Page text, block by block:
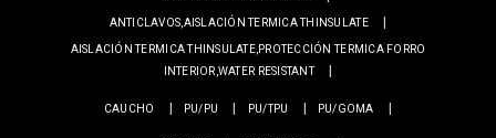
ANTICLAVOS,AISLACIÓN TERMICA THINSULATE
AISLACIÓN TERMICA THINSULATE,PROTECCIÓN TERMICA FORRO
INTERIOR,WATER RESISTANT
CAUCHO PU/PU PU/TPU PU/GOMA